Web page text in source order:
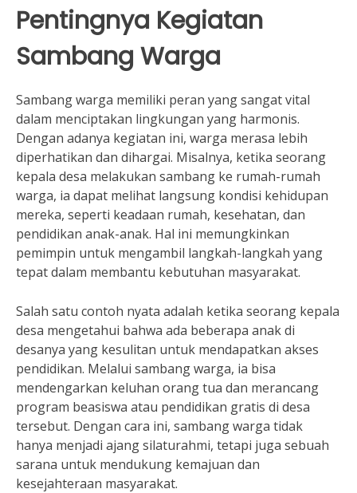
Pentingnya Kegiatan
Sambang Warga
Sambang warga memiliki peran yang sangat vital
dalam menciptakan lingkungan yang harmonis.
Dengan adanya kegiatan ini, warga merasa lebih
diperhatikan dan dihargai. Misalnya, ketika seorang
kepala desa melakukan sambang ke rumah-rumah
warga, ia dapat melihat langsung kondisi kehidupan
mereka, seperti keadaan rumah, kesehatan, dan
pendidikan anak-anak. Hal ini memungkinkan
pemimpin untuk mengambil langkah-langkah yang
tepat dalam membantu kebutuhan masyarakat.
Salah satu contoh nyata adalah ketika seorang kepala
desa mengetahui bahwa ada beberapa anak di
desanya yang kesulitan untuk mendapatkan akses
pendidikan. Melalui sambang warga, ia bisa
mendengarkan keluhan orang tua dan merancang
program beasiswa atau pendidikan gratis di desa
tersebut. Dengan cara ini, sambang warga tidak
hanya menjadi ajang silaturahmi, tetapi juga sebuah
sarana untuk mendukung kemajuan dan
kesejahteraan masyarakat.